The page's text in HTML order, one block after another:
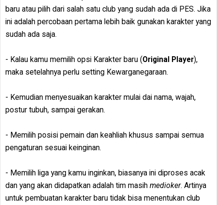
baru atau pilih dari salah satu club yang sudah ada di PES. Jika
ini adalah percobaan pertama lebih baik gunakan karakter yang
sudah ada saja.
- Kalau kamu memilih opsi Karakter baru (Original Player),
maka setelahnya perlu setting Kewarganegaraan.
- Kemudian menyesuaikan karakter mulai dai nama, wajah,
postur tubuh, sampai gerakan.
- Memilih posisi pemain dan keahliah khusus sampai semua
pengaturan sesuai keinginan.
- Memilih liga yang kamu inginkan, biasanya ini diproses acak
dan yang akan didapatkan adalah tim masih medioker. Artinya
untuk pembuatan karakter baru tidak bisa menentukan club